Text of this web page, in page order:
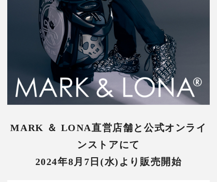
MARK ＆ LONA直営店舗と公式オンライ
ンストアにて
2024年8月7日(水)より販売開始